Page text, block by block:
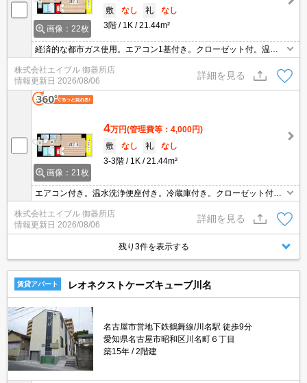
画像：22枚
敷
なし 礼
なし
3階
1K 21.44m²
経済的な都市ガス使用。エアコン1基付き。クローゼット付。温水
スバリューへ600m。ホームセンターへ650m。
株式会社エイブル 御器所店
情報更新日 2026/08/06
詳細を見る
画像：21枚
4万円(管理費等：4,000円)
敷
なし 礼
なし
3-3階
1K 21.44m²
エアコン付き。温水洗浄便座付き。冷蔵庫付き。クローゼット付。
都市ガス使用。シューズボックス付き。ファミリーマートへ350
m。スーパーマックスバリューへ600m。ドラッグストアへ800m。
株式会社エイブル 御器所店
情報更新日 2026/08/06
詳細を見る
残り3件を表示する
賃貸アパート レオネクストケーズキューブ川名
名古屋市営地下鉄鶴舞線/川名駅 徒歩9分
愛知県名古屋市昭和区川名町６丁目
築15年
2階建